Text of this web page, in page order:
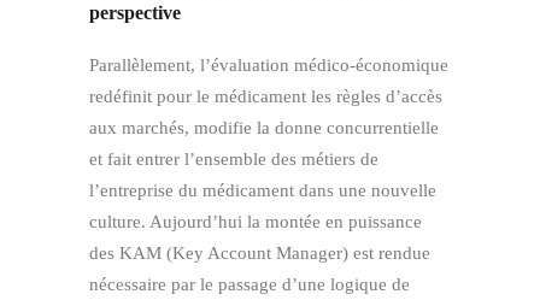
perspective
Parallèlement, l’évaluation médico-économique
redéfinit pour le médicament les règles d’accès
aux marchés, modifie la donne concurrentielle
et fait entrer l’ensemble des métiers de
l’entreprise du médicament dans une nouvelle
culture. Aujourd’hui la montée en puissance
des KAM (Key Account Manager) est rendue
nécessaire par le passage d’une logique de